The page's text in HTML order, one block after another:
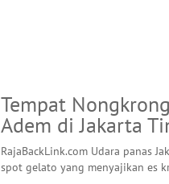
Tempat
Adem di Jakarta
RajaBackLink.com Udara panas
spot gelato yang menyajikan es